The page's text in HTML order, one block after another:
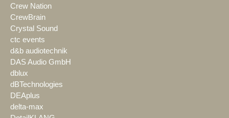
Crew Nation
CrewBrain
Crystal Sound
ctc events
d&b audiotechnik
DAS Audio GmbH
dblux
dBTechnologies
DEAplus
delta-max